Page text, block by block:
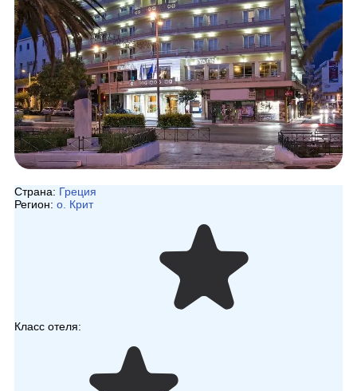
Страна: Греция
Регион: о. Крит
Класс отеля: